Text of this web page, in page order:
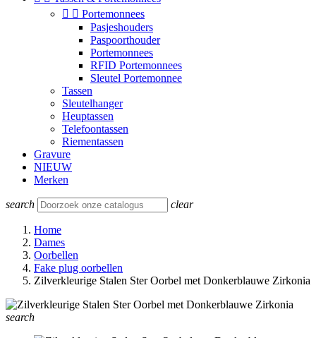
  Portemonnees
Pasjeshouders
Paspoorthouder
Portemonnees
RFID Portemonnees
Sleutel Portemonnee
Tassen
Sleutelhanger
Heuptassen
Telefoontassen
Riementassen
Gravure
NIEUW
Merken
search clear
Home
Dames
Oorbellen
Fake plug oorbellen
Zilverkleurige Stalen Ster Oorbel met Donkerblauwe Zirkonia
search